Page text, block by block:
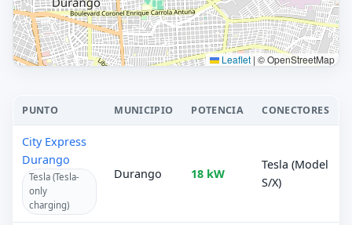
Leaflet | © OpenStreetMap
PUNTO MUNICIPIO POTENCIA CONECTORES
City Express
Durango
Tesla (Tesla-
only
charging)
Durango 18 kW
Tesla (Model
S/X)